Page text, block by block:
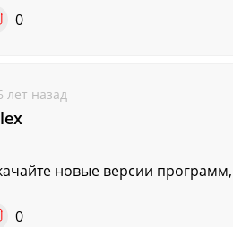
0
лет назад
новые версии программ,
0